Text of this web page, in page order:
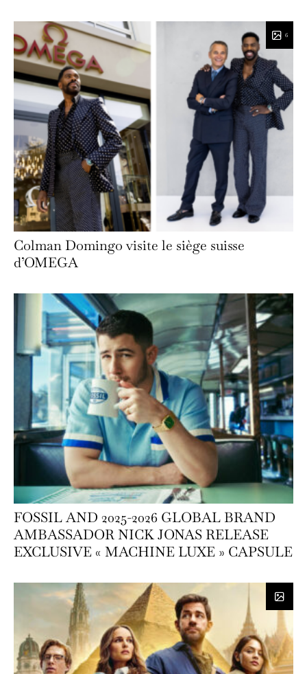
6
Colman Domingo visite le siège suisse
d’OMEGA
FOSSIL AND 2025-2026 GLOBAL BRAND
AMBASSADOR NICK JONAS RELEASE
EXCLUSIVE « MACHINE LUXE » CAPSULE